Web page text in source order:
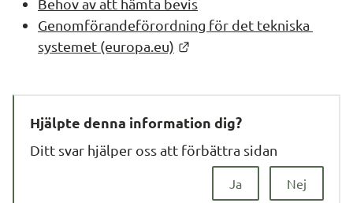
Behov av att hämta bevis
Genomförandeförordning för det tekniska
systemet (europa.eu)
Hjälpte denna information dig?
Nej
Ja
Ditt svar hjälper oss att förbättra sidan